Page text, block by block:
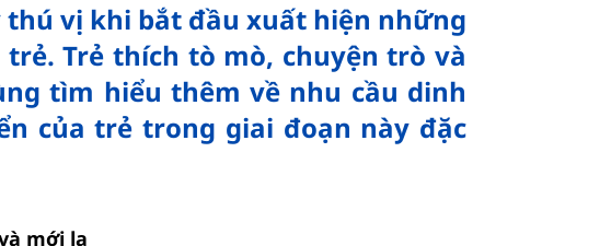
vị khi bắt đầu xuất hiện những
Trẻ thích tò mò, chuyện trò và
tìm hiểu thêm về nhu cầu dinh
của trẻ trong giai đoạn này đặc
mới lạ